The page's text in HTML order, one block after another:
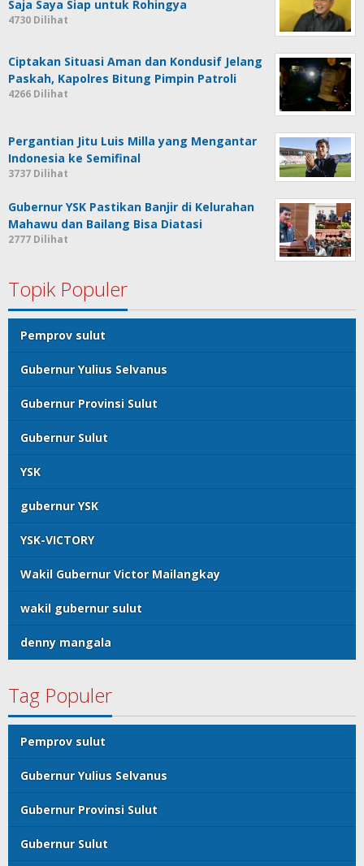
Saja Saya Siap untuk Rohingya
4730 Dilihat
Ciptakan Situasi Aman dan Kondusif Jelang
Paskah, Kapolres Bitung Pimpin Patroli
4266 Dilihat
Pergantian Jitu Luis Milla yang Mengantar
Indonesia ke Semifinal
3737 Dilihat
Gubernur YSK Pastikan Banjir di Kelurahan
Mahawu dan Bailang Bisa Diatasi
2777 Dilihat
Topik Populer
Pemprov sulut
Gubernur Yulius Selvanus
Gubernur Provinsi Sulut
Gubernur Sulut
YSK
gubernur YSK
YSK-VICTORY
Wakil Gubernur Victor Mailangkay
wakil gubernur sulut
denny mangala
Tag Populer
Pemprov sulut
Gubernur Yulius Selvanus
Gubernur Provinsi Sulut
Gubernur Sulut